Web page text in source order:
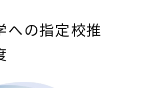
への指定校推